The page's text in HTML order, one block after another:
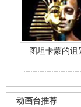
图坦卡蒙的诅
动画台推荐